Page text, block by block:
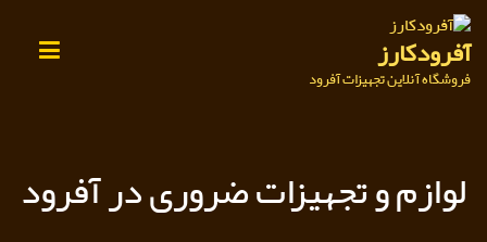
Skip
contentآفرودکارز
فروشگاه آنلاین تجهیزات آفرود
لوازم و تجهیزات ضروری در آفرود